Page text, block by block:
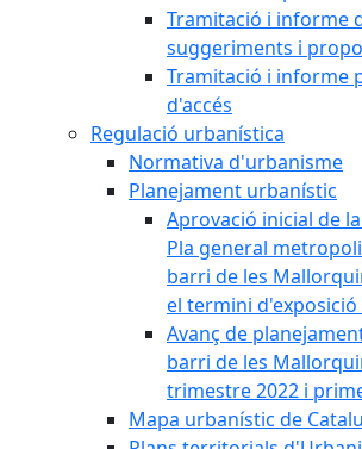
Tramitació i informe
suggeriments i
Tramitació i informe
d'accés
Regulació urbanística
Normativa d'urbanisme
Planejament urbanístic
Aprovació inicial de
Pla general
barri de les
el termini
Avanç de
barri de les
trimestre 2022 i
Mapa urbanístic de